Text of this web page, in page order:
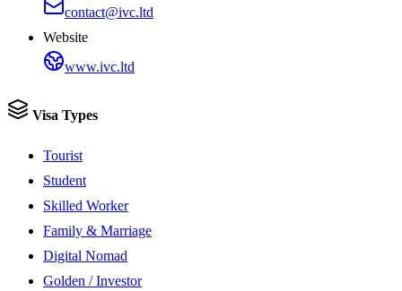
contact@ivc.ltd
Website
www.ivc.ltd
Visa Types
Tourist
Student
Skilled Worker
Family & Marriage
Digital Nomad
Golden / Investor